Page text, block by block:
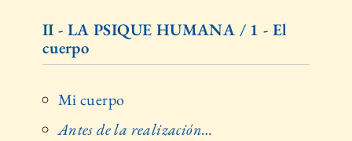
II - LA PSIQUE HUMANA / 1 - El
cuerpo
Mi cuerpo
Antes de la realización…